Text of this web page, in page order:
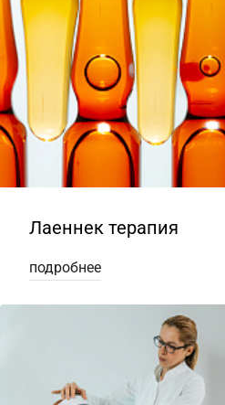
Лаеннек терапия
подробнее